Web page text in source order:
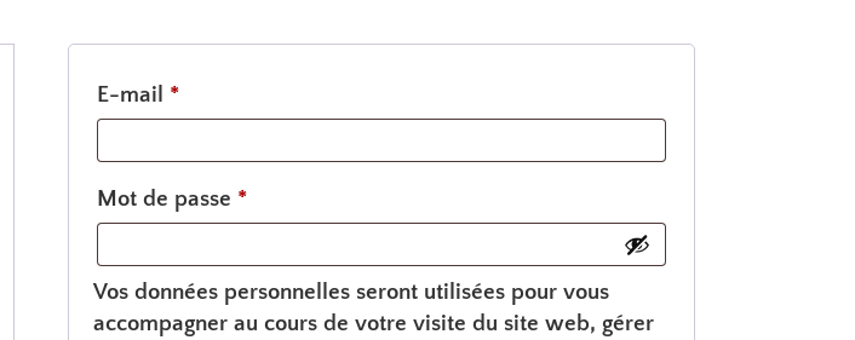
E-mail *
Mot de passe *
Vos données personnelles seront utilisées pour vous
accompagner au cours de votre visite du site web, gérer